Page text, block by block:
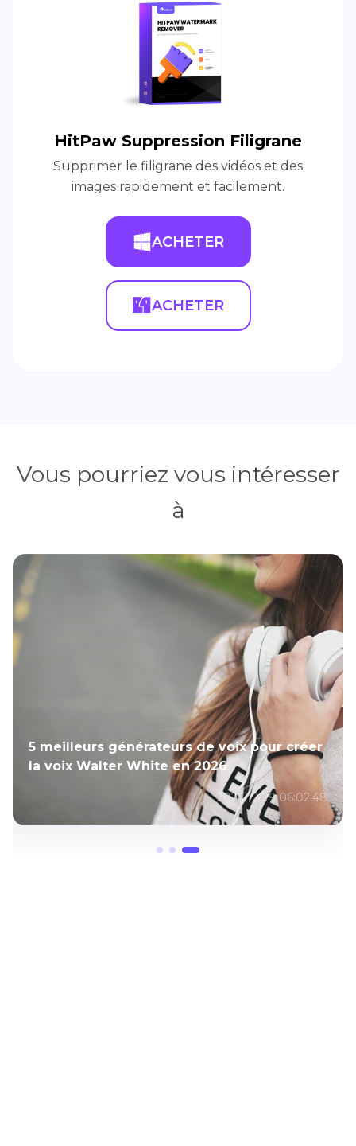
HitPaw Suppression Filigrane
Supprimer le filigrane des vidéos et des
images rapidement et facilement.
ACHETER
ACHETER
Vous pourriez vous intéresser
à
5 meilleurs générateurs de voix pour créer
la voix Walter White en 2026
2025-12-29 06:02:48